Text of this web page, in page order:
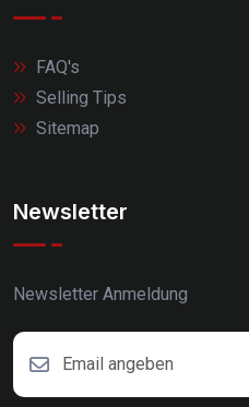
FAQ's
Selling Tips
Sitemap
Newsletter
Newsletter Anmeldung